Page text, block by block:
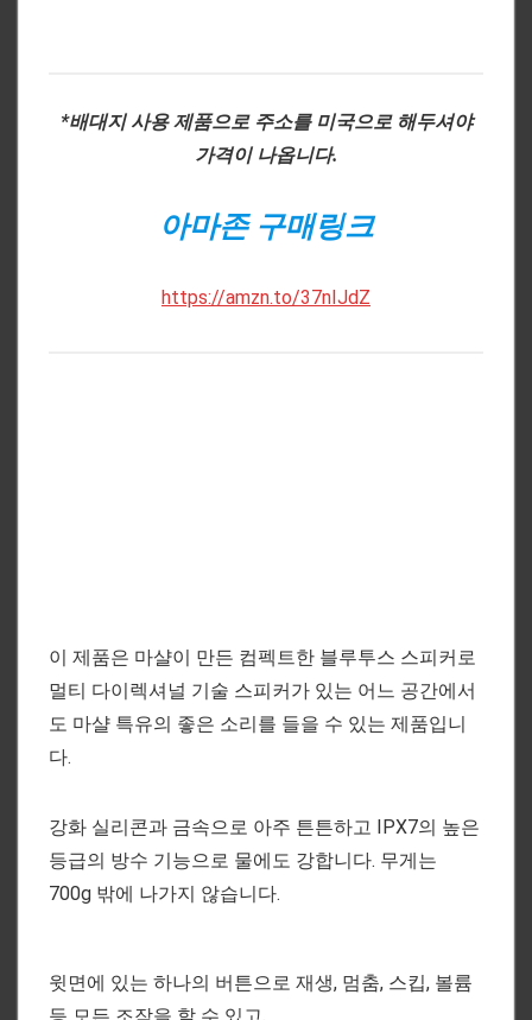
*배대지 사용 제품으로 주소를 미국으로 해두셔야
가격이 나옵니다.
아마존 구매링크
https://amzn.to/37nIJdZ
이 제품은 마샬이 만든 컴펙트한 블루투스 스피커로
멀티 다이렉셔널 기술 스피커가 있는 어느 공간에서
도 마샬 특유의 좋은 소리를 들을 수 있는 제품입니
다.
강화 실리콘과 금속으로 아주 튼튼하고 IPX7의 높은
등급의 방수 기능으로 물에도 강합니다. 무게는
700g 밖에 나가지 않습니다.
윗면에 있는 하나의 버튼으로 재생, 멈춤, 스킵, 볼륨